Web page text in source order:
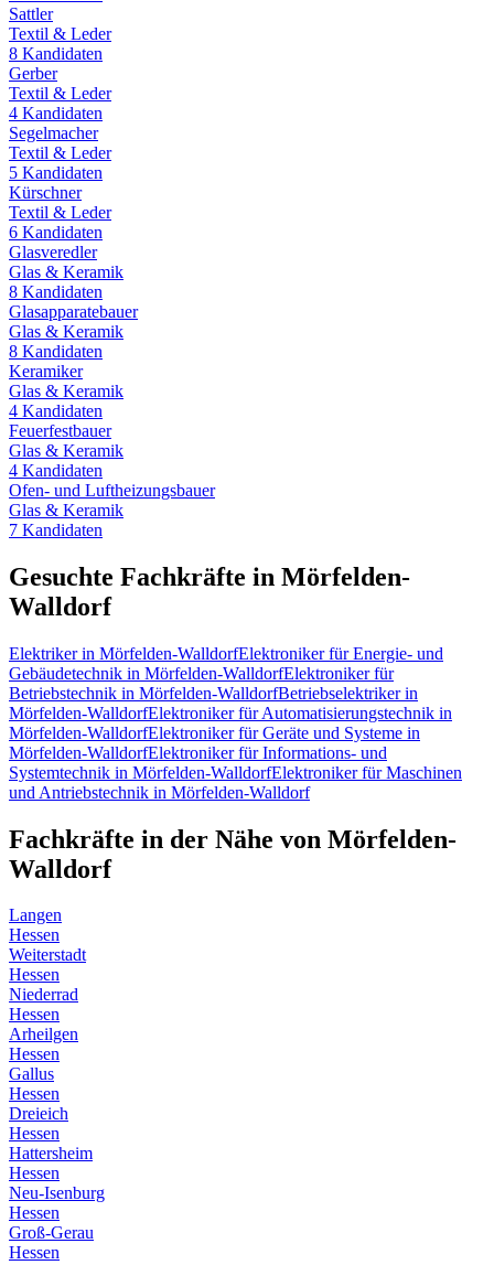
Sattler
Textil & Leder
8 Kandidaten
Gerber
Textil & Leder
4 Kandidaten
Segelmacher
Textil & Leder
5 Kandidaten
Kürschner
Textil & Leder
6 Kandidaten
Glasveredler
Glas & Keramik
8 Kandidaten
Glasapparatebauer
Glas & Keramik
8 Kandidaten
Keramiker
Glas & Keramik
4 Kandidaten
Feuerfestbauer
Glas & Keramik
4 Kandidaten
Ofen- und Luftheizungsbauer
Glas & Keramik
7 Kandidaten
Gesuchte Fachkräfte in Mörfelden-
Walldorf
Elektrikerin Mörfelden-WalldorfElektroniker für Energie- und
Gebäudetechnik in Mörfelden-WalldorfElektroniker für
Betriebstechnik in Mörfelden-WalldorfBetriebselektrikerin
Mörfelden-WalldorfElektroniker für Automatisierungstechnik in
Mörfelden-WalldorfElektroniker für Geräte und Systeme in
Mörfelden-WalldorfElektroniker für Informations- und
Systemtechnik in Mörfelden-WalldorfElektroniker für Maschinen
und Antriebstechnik in Mörfelden-Walldorf
Fachkräfte in der Nähe von Mörfelden-
Walldorf
Langen
Hessen
Weiterstadt
Hessen
Niederrad
Hessen
Arheilgen
Hessen
Gallus
Hessen
Dreieich
Hessen
Hattersheim
Hessen
Neu-Isenburg
Hessen
Groß-Gerau
Hessen